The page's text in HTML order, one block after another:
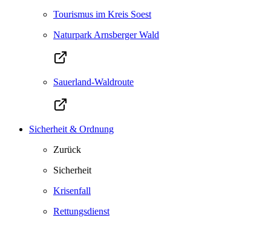
Tourismus im Kreis Soest
Naturpark Arnsberger Wald
Sauerland-Waldroute
Sicherheit & Ordnung
Zurück
Sicherheit
Krisenfall
Rettungsdienst